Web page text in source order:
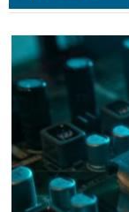
a